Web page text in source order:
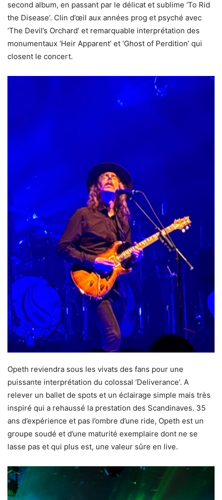
second album, en passant par le délicat et sublime ‘To Rid
the Disease’. Clin d’œil aux années prog et psyché avec
‘The Devil’s Orchard’ et remarquable interprétation des
monumentaux ‘Heir Apparent’ et ‘Ghost of Perdition’ qui
closent le concert.
Opeth reviendra sous les vivats des fans pour une
puissante interprétation du colossal ‘Deliverance’. A
relever un ballet de spots et un éclairage simple mais très
inspiré qui a rehaussé la prestation des Scandinaves. 35
ans d’expérience et pas l’ombre d’une ride, Opeth est un
groupe soudé et d’une maturité exemplaire dont ne se
lasse pas et qui plus est, une valeur sûre en live.